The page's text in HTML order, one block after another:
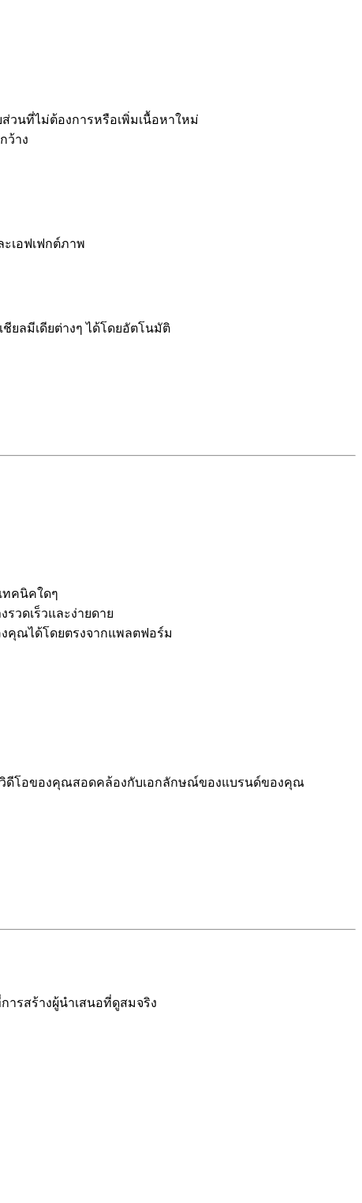
วนที่ไม่ต้องการหรือเพิ่มเนื้อหาใหม่
ว้าง
เอฟเฟกต์ภาพ
ลมีเดียต่างๆ ได้โดยอัตโนมัติ
ทคนิคใดๆ
วดเร็วและง่ายดาย
คุณได้โดยตรงจากแพลตฟอร์ม
ดีโอของคุณสอดคล้องกับเอกลักษณ์ของแบรนด์ของคุณ
ารสร้างผู้นำเสนอที่ดูสมจริง